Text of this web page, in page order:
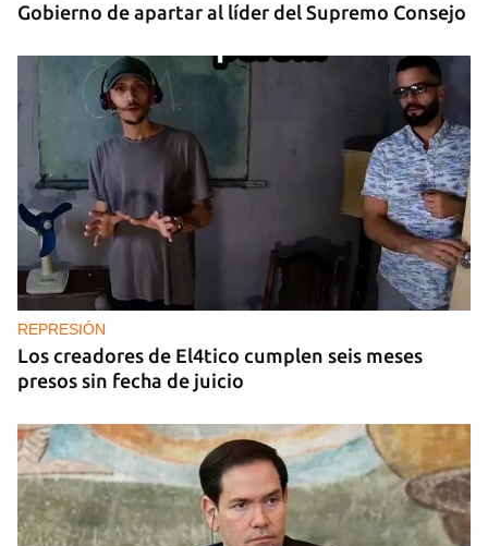
Gobierno de apartar al líder del Supremo Consejo
REPRESIÓN
Los creadores de El4tico cumplen seis meses
presos sin fecha de juicio